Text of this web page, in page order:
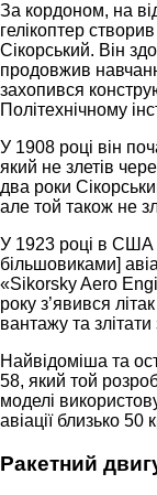
За кордоном, на
гелікоптер
Сікорський. Він
продовжив
захопився
Політехнічному
У 1908 році він
який не злетів
два роки
але той також не
У 1923 році в США
більшовиками]
«Sikorsky Aero
року з’явився
вантажу та
Найвідоміша та
58, який той
моделі
авіації близько 50
Ракетний